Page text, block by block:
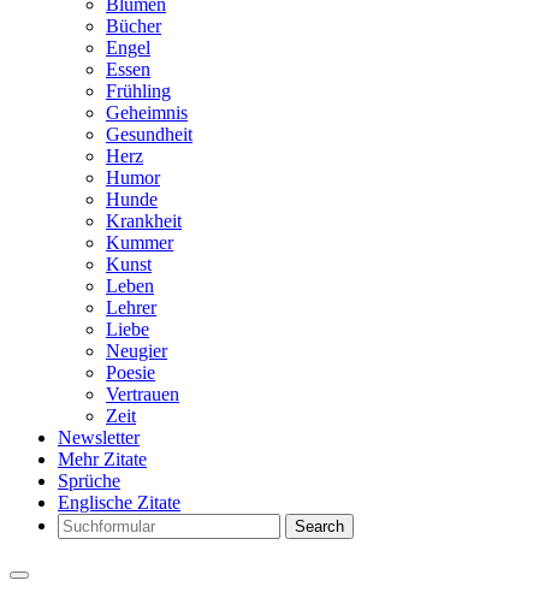
Blumen
Bücher
Engel
Essen
Frühling
Geheimnis
Gesundheit
Herz
Humor
Hunde
Krankheit
Kummer
Kunst
Leben
Lehrer
Liebe
Neugier
Poesie
Vertrauen
Zeit
Newsletter
Mehr Zitate
Sprüche
Englische Zitate
Search